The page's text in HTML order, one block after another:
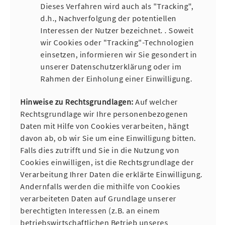
Dieses Verfahren wird auch als "Tracking",
d.h., Nachverfolgung der potentiellen
Interessen der Nutzer bezeichnet. . Soweit
wir Cookies oder "Tracking"-Technologien
einsetzen, informieren wir Sie gesondert in
unserer Datenschutzerklärung oder im
Rahmen der Einholung einer Einwilligung.
Hinweise zu Rechtsgrundlagen: Auf welcher
Rechtsgrundlage wir Ihre personenbezogenen
Daten mit Hilfe von Cookies verarbeiten, hängt
davon ab, ob wir Sie um eine Einwilligung bitten.
Falls dies zutrifft und Sie in die Nutzung von
Cookies einwilligen, ist die Rechtsgrundlage der
Verarbeitung Ihrer Daten die erklärte Einwilligung.
Andernfalls werden die mithilfe von Cookies
verarbeiteten Daten auf Grundlage unserer
berechtigten Interessen (z.B. an einem
betriebswirtschaftlichen Betrieb unseres